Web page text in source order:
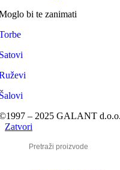
bi te zanimati
– 2025 GALANT
Zatvori